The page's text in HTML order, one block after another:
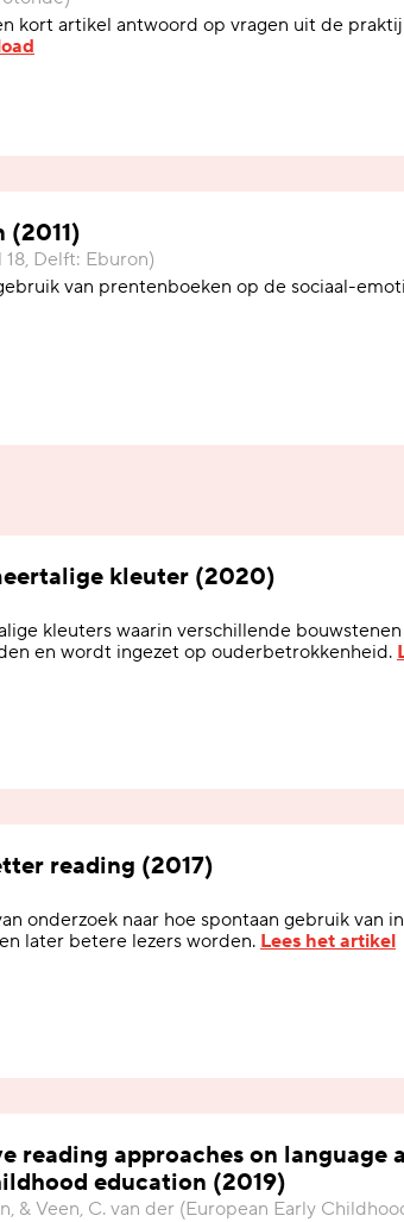
kort artikel antwoord op vragen uit de
(2011)
Delft: Eburon)
van prentenboeken op de sociaal-
kleuter (2020)
kleuters waarin verschillende
en wordt ingezet op ouderbetrokkenheid.
reading (2017)
onderzoek naar hoe spontaan gebruik van
later betere lezers worden. Lees het artikel
reading approaches on language
education (2019)
& Veen, C. van der (European Early